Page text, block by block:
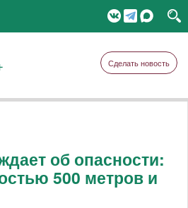
Сделать новость
об опасности:
500 метров и